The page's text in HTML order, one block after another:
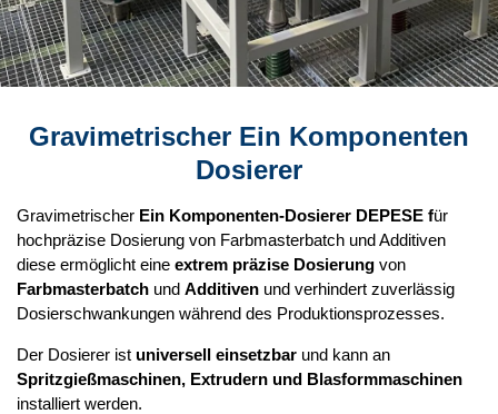
Gravimetrischer Ein Komponenten
Dosierer
Gravimetrischer Ein Komponenten-Dosierer DEPESE für
hochpräzise Dosierung von Farbmasterbatch und Additiven
diese ermöglicht eine extrem präzise Dosierung von
Farbmasterbatch und Additiven und verhindert zuverlässig
Dosierschwankungen während des Produktionsprozesses.
Der Dosierer ist universell einsetzbar und kann an
Spritzgießmaschinen, Extrudern und Blasformmaschinen
installiert werden.